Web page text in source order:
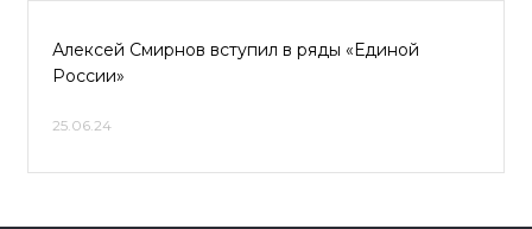
Алексей Смирнов вступил в ряды «Единой
России»
25.06.24